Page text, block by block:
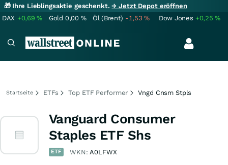
🎁 Ihre Lieblingsaktie geschenkt.→ Jetzt Depot eröffnen
DAX +0,69% Gold 0,00 % Öl (Brent) -1,53% Dow Jones +0,25%
Startseite ETFs Top ETF Performer Vngd Cnsm Stpls
Vanguard Consumer
Staples ETF Shs
ETF WKN:A0LFWX